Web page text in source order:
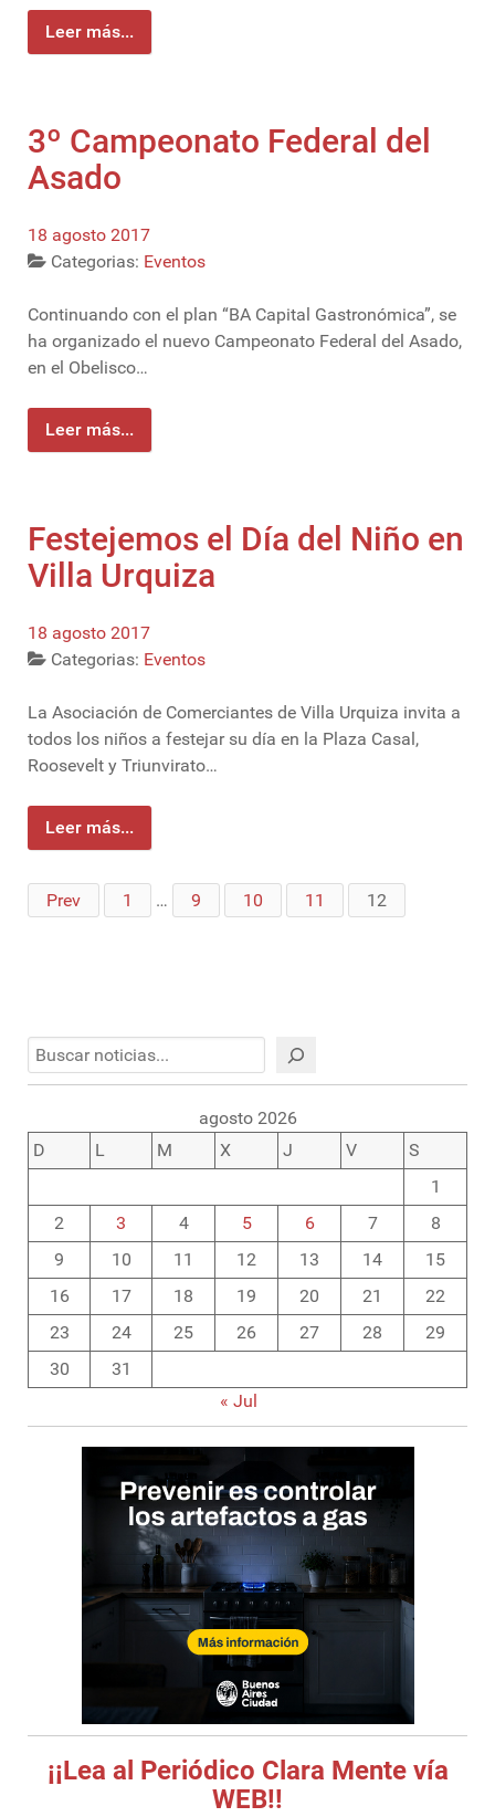
Leer más...
3º Campeonato Federal del
Asado
18 agosto 2017
Categorias: Eventos
Continuando con el plan “BA Capital Gastronómica”, se
ha organizado el nuevo Campeonato Federal del Asado,
en el Obelisco…
Leer más...
Festejemos el Día del Niño en
Villa Urquiza
18 agosto 2017
Categorias: Eventos
La Asociación de Comerciantes de Villa Urquiza invita a
todos los niños a festejar su día en la Plaza Casal,
Roosevelt y Triunvirato…
Leer más...
Prev 1 … 9 10 11 12
Buscar
agosto 2026
D
L M X J V
S
1
2
3 4 5 6 7
8
9
10 11 12 13 14
15
16
17 18 19 20 21
22
23
24 25 26 27 28
29
30
31
« Jul
¡¡Lea al Periódico Clara Mente vía
WEB!!